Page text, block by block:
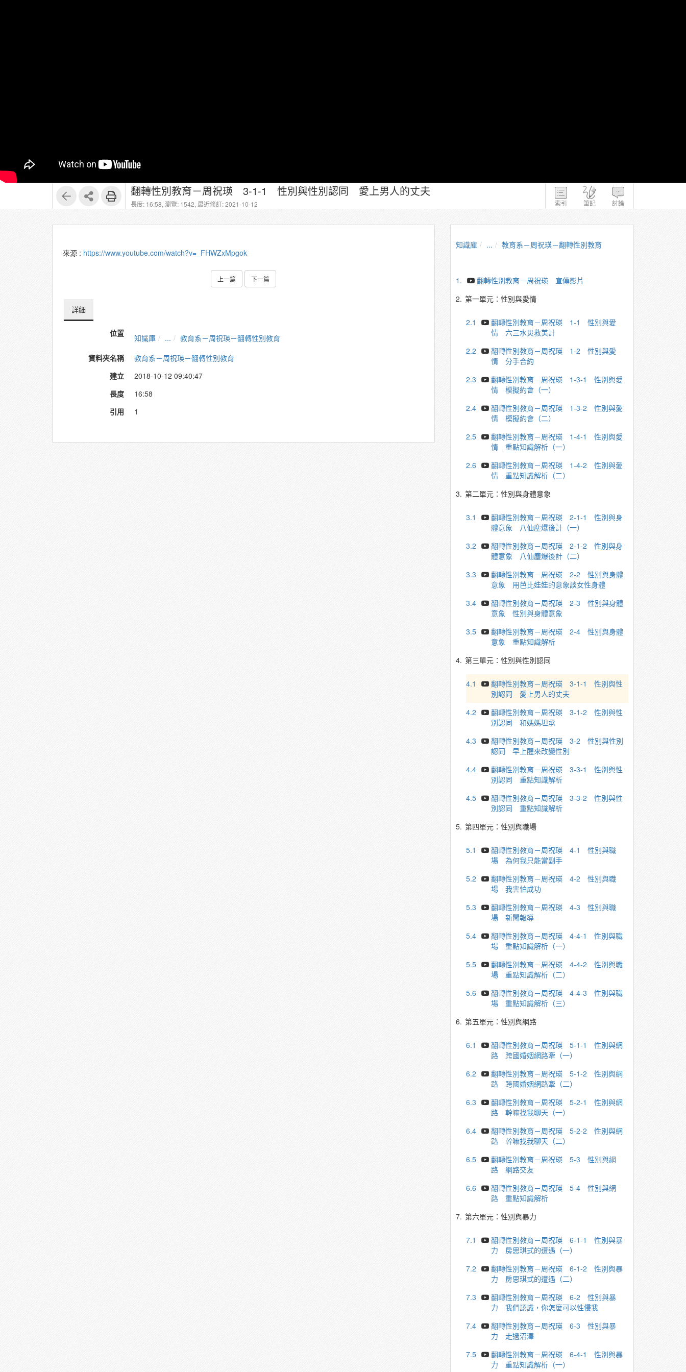
索引 筆記 討論
翻轉性別教育－周祝瑛 3-1-1 性別與性別認同 愛上男人的丈夫
長度: 16:58, 瀏覽: 1542, 最近修訂: 2021-10-12
來源 : https://www.youtube.com/watch?v=_FHWZxMpgok
上一篇 下一篇
詳細
位置 知識庫 ...
教育系－周祝瑛－翻轉性別教育
資料夾名稱
教育系－周祝瑛－翻轉性別教育
建立
2018-10-12 09:40:47
長度
16:58
引用
1
知識庫 ... 教育系－周祝瑛－翻轉性別教育
1.
翻轉性別教育－周祝瑛 宣傳影片
2. 第一單元：性別與愛情
2.1
翻轉性別教育－周祝瑛 1-1 性別與愛
情 六三水災救美計
2.2
翻轉性別教育－周祝瑛 1-2 性別與愛
情 分手合約
2.3
翻轉性別教育－周祝瑛 1-3-1 性別與愛
情 模擬約會（一）
2.4
翻轉性別教育－周祝瑛 1-3-2 性別與愛
情 模擬約會（二）
2.5
翻轉性別教育－周祝瑛 1-4-1 性別與愛
情 重點知識解析（一）
2.6
翻轉性別教育－周祝瑛 1-4-2 性別與愛
情 重點知識解析（二）
3. 第二單元：性別與身體意象
3.1
翻轉性別教育－周祝瑛 2-1-1 性別與身
體意象 八仙塵爆後計（一）
3.2
翻轉性別教育－周祝瑛 2-1-2 性別與身
體意象 八仙塵爆後計（二）
3.3
翻轉性別教育－周祝瑛 2-2 性別與身體
意象 用芭比娃娃的意象談女性身體
3.4
翻轉性別教育－周祝瑛 2-3 性別與身體
意象 性別與身體意象
3.5
翻轉性別教育－周祝瑛 2-4 性別與身體
意象 重點知識解析
4. 第三單元：性別與性別認同
4.1
翻轉性別教育－周祝瑛 3-1-1 性別與性
別認同 愛上男人的丈夫
4.2
翻轉性別教育－周祝瑛 3-1-2 性別與性
別認同 和媽媽坦承
4.3
翻轉性別教育－周祝瑛 3-2 性別與性別
認同 早上醒來改變性別
4.4
翻轉性別教育－周祝瑛 3-3-1 性別與性
別認同 重點知識解析
4.5
翻轉性別教育－周祝瑛 3-3-2 性別與性
別認同 重點知識解析
5. 第四單元：性別與職場
5.1
翻轉性別教育－周祝瑛 4-1 性別與職
場 為何我只能當副手
5.2
翻轉性別教育－周祝瑛 4-2 性別與職
場 我害怕成功
5.3
翻轉性別教育－周祝瑛 4-3 性別與職
場 新聞報導
5.4
翻轉性別教育－周祝瑛 4-4-1 性別與職
場 重點知識解析（一）
5.5
翻轉性別教育－周祝瑛 4-4-2 性別與職
場 重點知識解析（二）
5.6
翻轉性別教育－周祝瑛 4-4-3 性別與職
場 重點知識解析（三）
6. 第五單元：性別與網路
6.1
翻轉性別教育－周祝瑛 5-1-1 性別與網
路 跨國婚姻網路牽（一）
6.2
翻轉性別教育－周祝瑛 5-1-2 性別與網
路 跨國婚姻網路牽（二）
6.3
翻轉性別教育－周祝瑛 5-2-1 性別與網
路 幹嘛找我聊天（一）
6.4
翻轉性別教育－周祝瑛 5-2-2 性別與網
路 幹嘛找我聊天（二）
6.5
翻轉性別教育－周祝瑛 5-3 性別與網
路 網路交友
6.6
翻轉性別教育－周祝瑛 5-4 性別與網
路 重點知識解析
7. 第六單元：性別與暴力
7.1
翻轉性別教育－周祝瑛 6-1-1 性別與暴
力 房思琪式的遭遇（一）
7.2
翻轉性別教育－周祝瑛 6-1-2 性別與暴
力 房思琪式的遭遇（二）
7.3
翻轉性別教育－周祝瑛 6-2 性別與暴
力 我們認識，你怎麼可以性侵我
7.4
翻轉性別教育－周祝瑛 6-3 性別與暴
力 走過沼澤
7.5
翻轉性別教育－周祝瑛 6-4-1 性別與暴
力 重點知識解析（一）